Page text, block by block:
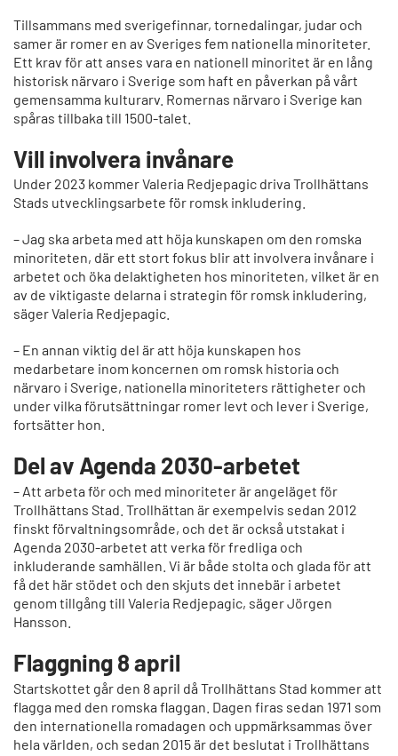
Tillsammans med sverigefinnar, tornedalingar, judar och
samer är romer en av Sveriges fem nationella minoriteter.
Ett krav för att anses vara en nationell minoritet är en lång
historisk närvaro i Sverige som haft en påverkan på vårt
gemensamma kulturarv. Romernas närvaro i Sverige kan
spåras tillbaka till 1500-talet.
Vill involvera invånare
Under 2023 kommer Valeria Redjepagic driva Trollhättans
Stads utvecklingsarbete för romsk inkludering.
– Jag ska arbeta med att höja kunskapen om den romska
minoriteten, där ett stort fokus blir att involvera invånare i
arbetet och öka delaktigheten hos minoriteten, vilket är en
av de viktigaste delarna i strategin för romsk inkludering,
säger Valeria Redjepagic.
– En annan viktig del är att höja kunskapen hos
medarbetare inom koncernen om romsk historia och
närvaro i Sverige, nationella minoriteters rättigheter och
under vilka förutsättningar romer levt och lever i Sverige,
fortsätter hon.
Del av Agenda 2030-arbetet
– Att arbeta för och med minoriteter är angeläget för
Trollhättans Stad. Trollhättan är exempelvis sedan 2012
finskt förvaltningsområde, och det är också utstakat i
Agenda 2030-arbetet att verka för fredliga och
inkluderande samhällen. Vi är både stolta och glada för att
få det här stödet och den skjuts det innebär i arbetet
genom tillgång till Valeria Redjepagic, säger Jörgen
Hansson.
Flaggning 8 april
Startskottet går den 8 april då Trollhättans Stad kommer att
flagga med den romska flaggan. Dagen firas sedan 1971 som
den internationella romadagen och uppmärksammas över
hela världen, och sedan 2015 är det beslutat i Trollhättans